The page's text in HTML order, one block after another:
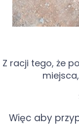
Z racji tego, że
Więc aby